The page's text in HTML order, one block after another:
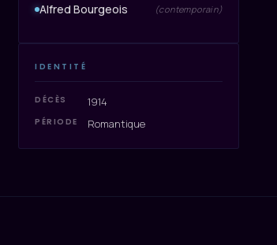
Alfred Bourgeois (contemporain)
IDENTITÉ
DÉCÈS 1914
PÉRIODE Romantique